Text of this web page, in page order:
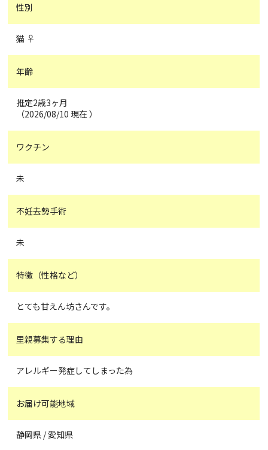
性別
猫 ♀
年齢
推定2歳3ヶ月
（2026/08/10 現在 ）
ワクチン
未
不妊去勢手術
未
特徴（性格など）
とても甘えん坊さんです。
里親募集する理由
アレルギー発症してしまった為
お届け可能地域
静岡県 / 愛知県